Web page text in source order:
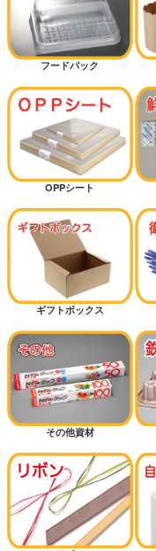
フードパック
OPPシート
ギフトボックス
その他資材